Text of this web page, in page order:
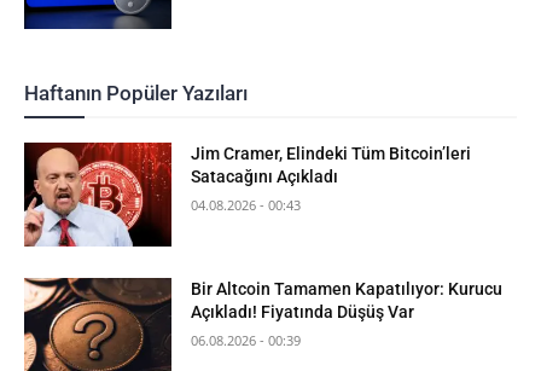
Haftanın Popüler Yazıları
Jim Cramer, Elindeki Tüm Bitcoin’leri
Satacağını Açıkladı
04.08.2026 - 00:43
Bir Altcoin Tamamen Kapatılıyor: Kurucu
Açıkladı! Fiyatında Düşüş Var
06.08.2026 - 00:39